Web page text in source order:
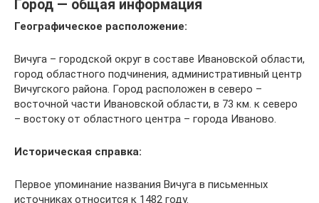
Город — общая информация
Географическое расположение:
Вичуга – городской округ в составе Ивановской области,
город областного подчинения, административный центр
Вичугского района. Город расположен в северо –
восточной части Ивановской области, в 73 км. к северо
– востоку от областного центра – города Иваново.
Историческая справка:
Первое упоминание названия Вичуга в письменных
источниках относится к 1482 году.